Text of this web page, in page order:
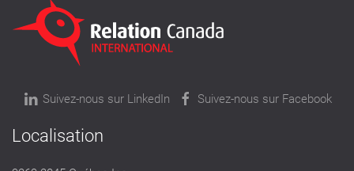
Suivez-nous sur LinkedIn Suivez-nous sur Facebook
Localisation